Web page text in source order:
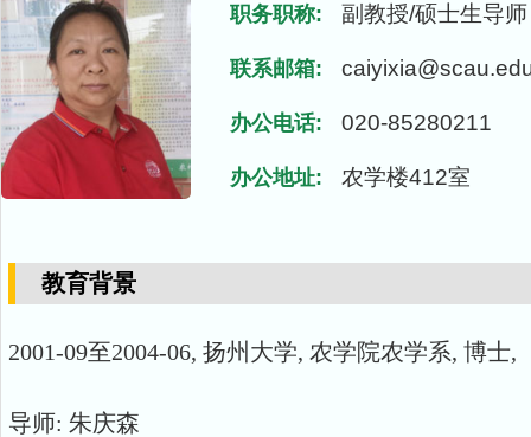
职务职称: 副教授/硕士生导师
联系邮箱:
办公电话: 020-85280211
办公地址: 农学楼412室
教育背景
2001-09至2004-06, 扬州大学, 农学院农学系, 博士,
导师: 朱庆森